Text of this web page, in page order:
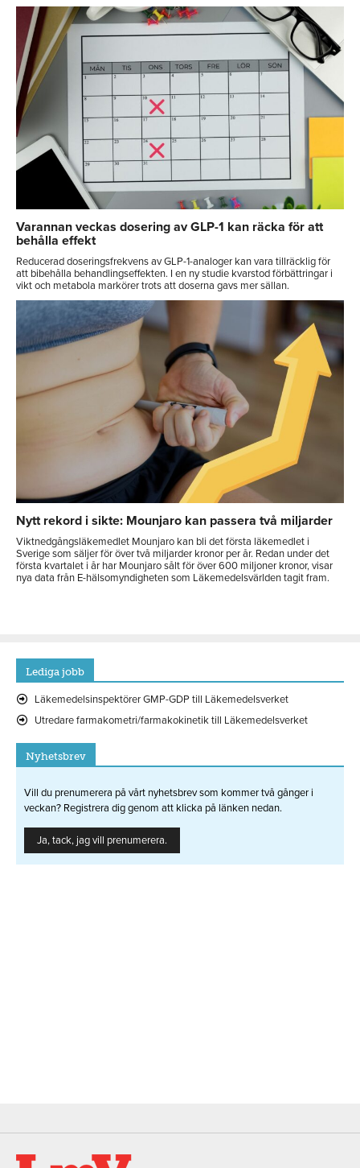
Varannan veckas dosering av GLP-1 kan räcka för att
behålla effekt
Reducerad doseringsfrekvens av GLP-1-analoger kan vara tillräcklig för
att bibehålla behandlingseffekten. I en ny studie kvarstod förbättringar i
vikt och metabola markörer trots att doserna gavs mer sällan.
Nytt rekord i sikte: Mounjaro kan passera två miljarder
Viktnedgångsläkemedlet Mounjaro kan bli det första läkemedlet i
Sverige som säljer för över två miljarder kronor per år. Redan under det
första kvartalet i år har Mounjaro sålt för över 600 miljoner kronor, visar
nya data från E-hälsomyndigheten som Läkemedelsvärlden tagit fram.
Lediga jobb
Läkemedelsinspektörer GMP-GDP till Läkemedelsverket
Utredare farmakometri/farmakokinetik till Läkemedelsverket
Nyhetsbrev
Vill du prenumerera på vårt nyhetsbrev som kommer två gånger i
veckan? Registrera dig genom att klicka på länken nedan.
Ja, tack, jag vill prenumerera.